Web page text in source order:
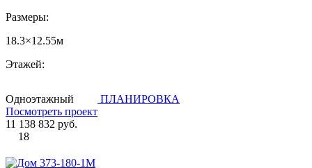
Размеры:
18.3×12.55м
Этажей:
Одноэтажный
ПЛАНИРОВКА
Посмотреть проект
11 138 832 руб.
18